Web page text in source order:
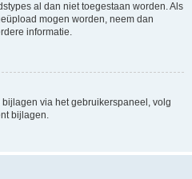
al dan niet toegestaan worden. Als
mogen worden, neem dan
informatie.
via het gebruikerspaneel, volg
bijlagen.